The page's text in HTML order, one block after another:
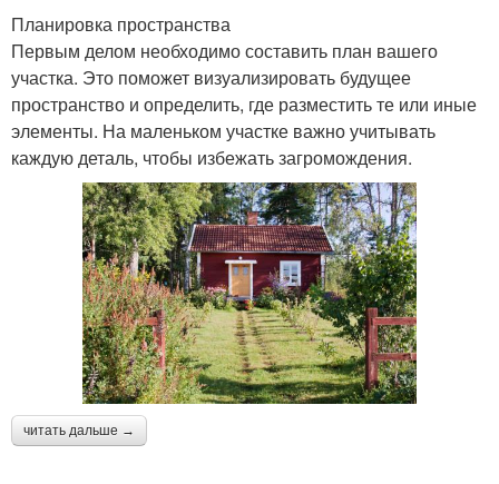
Планировка пространства
Первым делом необходимо составить план вашего
участка. Это поможет визуализировать будущее
пространство и определить, где разместить те или иные
элементы. На маленьком участке важно учитывать
каждую деталь, чтобы избежать загромождения.
читать дальше →